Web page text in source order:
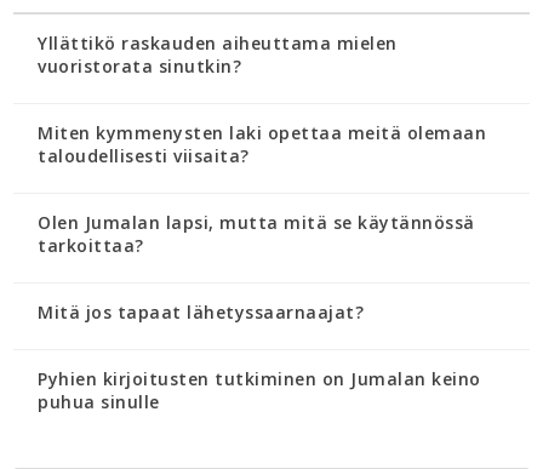
Yllättikö raskauden aiheuttama mielen
vuoristorata sinutkin?
Miten kymmenysten laki opettaa meitä olemaan
taloudellisesti viisaita?
Olen Jumalan lapsi, mutta mitä se käytännössä
tarkoittaa?
Mitä jos tapaat lähetyssaarnaajat?
Pyhien kirjoitusten tutkiminen on Jumalan keino
puhua sinulle